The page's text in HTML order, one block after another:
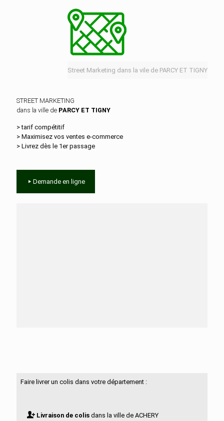
Street Marketing dans la vile de PARCY ET TIGNY
STREET MARKETING
dans la ville de PARCY ET TIGNY
> tarif compétitif
> Maximisez vos ventes e‑commerce
> Livrez dès le 1er passage
Demande en ligne
Faire livrer un colis dans votre département :
Livraison de colisdans la ville de ACHERY